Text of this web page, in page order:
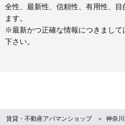
全性、最新性、信頼性、有用性、
ます。
※最新かつ正確な情報につきまして
下さい。
賃貸・不動産アパマンショップ 神奈